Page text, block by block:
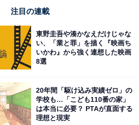
注目の連載
東野圭吾や湊かなえだけじゃな
い、「業と罪」を描く『映画ち
いかわ』から強く連想した映画
8選
20年間「駆け込み実績ゼロ」の
学校も…「こども110番の家」
は本当に必要？ PTAが直面する
理想と現実